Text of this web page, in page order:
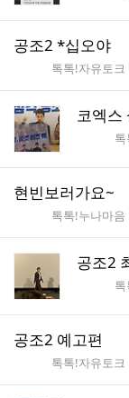
공조2 *십오야
게시판명
톡톡!자유토크
코엑스
게시판명
톡톡!
현빈보러가요~
게시판명
톡톡!누나마음
공조2
게시판명
톡톡!
공조2 예고편
게시판명
톡톡!자유토크